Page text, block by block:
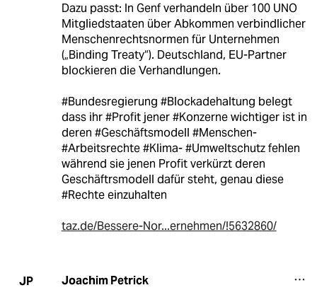
Dazu passt: In Genf verhandeln über 100 UNO
Mitgliedstaaten über Abkommen verbindlicher
Menschenrechtsnormen für Unternehmen
(„Binding Treaty“). Deutschland, EU-Partner
blockieren die Verhandlungen.
#Bundesregierung #Blockadehaltung belegt
dass ihr #Profit jener #Konzerne wichtiger ist in
deren #Geschäftsmodell #Menschen-
#Arbeitsrechte #Klima- #Umweltschutz fehlen
während sie jenen Profit verkürzt deren
Geschäftrsmodell dafür steht, genau diese
#Rechte einzuhalten
taz.de/Bessere-Nor...ernehmen/!5632860/
JP Joachim Petrick